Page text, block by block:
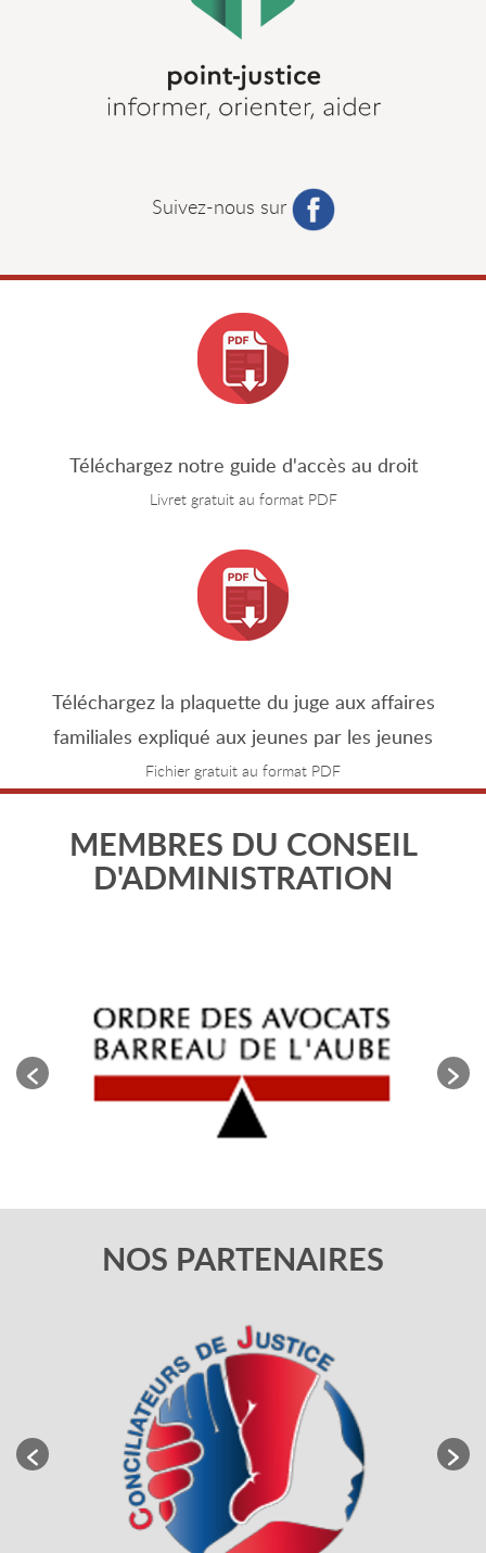
Suivez-nous sur
Téléchargez notre guide d'accès au droit
Livret gratuit au format PDF
Téléchargez la plaquette du juge aux affaires
familiales expliqué aux jeunes par les jeunes
Fichier gratuit au format PDF
MEMBRES DU CONSEIL
D'ADMINISTRATION
NOS PARTENAIRES